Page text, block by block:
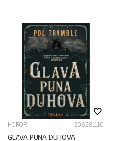
HOROR 206281110
GLAVA PUNA DUHOVA